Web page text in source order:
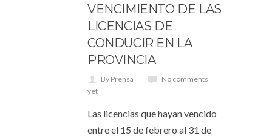
VENCIMIENTO DE LAS
LICENCIAS DE
CONDUCIR EN LA
PROVINCIA
By Prensa
No comments
yet
Las licencias que hayan vencido
entre el 15 de febrero al 31 de